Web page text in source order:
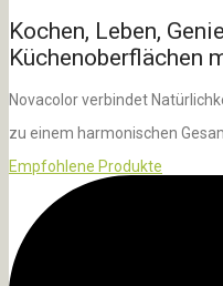
Kochen, Leben,
Küchenoberflächen
Novacolor verbindet
zu einem harmonischen
Empfohlene Produkte